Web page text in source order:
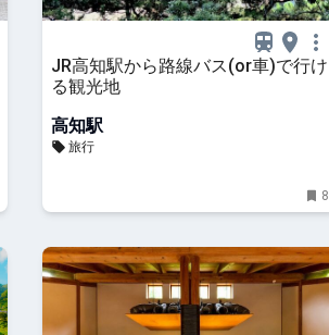
JR高知駅から路線バス(or車)で行け
る観光地
高知駅
旅行
8